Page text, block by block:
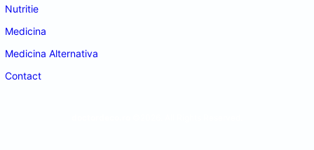
Nutritie
Medicina
Medicina Alternativa
Contact